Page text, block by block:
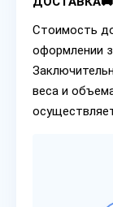
Стоимость
оформлении
веса и